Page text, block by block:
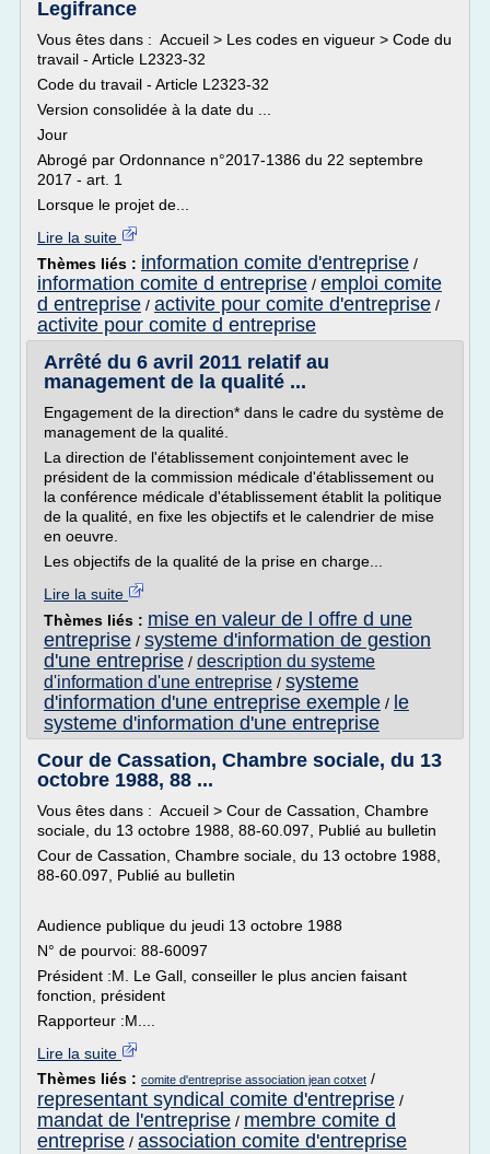
Legifrance
Vous êtes dans : Accueil > Les codes en vigueur > Code du
travail - Article L2323-32
Code du travail - Article L2323-32
Version consolidée à la date du ...
Jour
Abrogé par Ordonnance n°2017-1386 du 22 septembre
2017 - art. 1
Lorsque le projet de...
Lire la suite
Thèmes liés : information comite d'entreprise /
information comite d entreprise / emploi comite
d entreprise / activite pour comite d'entreprise /
activite pour comite d entreprise
Arrêté du 6 avril 2011 relatif au
management de la qualité ...
Engagement de la direction* dans le cadre du système de
management de la qualité.
La direction de l'établissement conjointement avec le
président de la commission médicale d'établissement ou
la conférence médicale d'établissement établit la politique
de la qualité, en fixe les objectifs et le calendrier de mise
en oeuvre.
Les objectifs de la qualité de la prise en charge...
Lire la suite
Thèmes liés : mise en valeur de l offre d une
entreprise / systeme d'information de gestion
d'une entreprise / description du systeme
d'information d'une entreprise / systeme
d'information d'une entreprise exemple / le
systeme d'information d'une entreprise
Cour de Cassation, Chambre sociale, du 13
octobre 1988, 88 ...
Vous êtes dans : Accueil > Cour de Cassation, Chambre
sociale, du 13 octobre 1988, 88-60.097, Publié au bulletin
Cour de Cassation, Chambre sociale, du 13 octobre 1988,
88-60.097, Publié au bulletin
Audience publique du jeudi 13 octobre 1988
N° de pourvoi: 88-60097
Président :M. Le Gall, conseiller le plus ancien faisant
fonction, président
Rapporteur :M....
Lire la suite
Thèmes liés : comite d'entreprise association jean cotxet /
representant syndical comite d'entreprise /
mandat de l'entreprise / membre comite d
entreprise / association comite d'entreprise